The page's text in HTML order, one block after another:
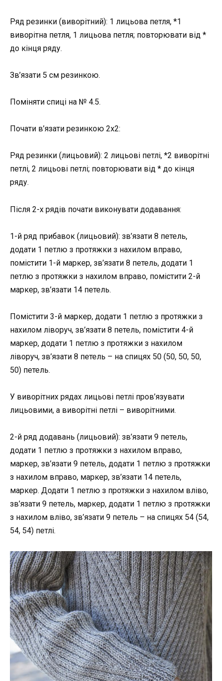
Ряд резинки (виворітний): 1 лицьова петля, *1
виворітна петля, 1 лицьова петля; повторювати від *
до кінця ряду.
Зв’язати 5 см резинкою.
Поміняти спиці на № 4.5.
Почати в’язати резинкою 2х2:
Ряд резинки (лицьовий): 2 лицьові петлі, *2 виворітні
петлі, 2 лицьові петлі; повторювати від * до кінця
ряду.
Після 2-х рядів почати виконувати додавання:
1-й ряд прибавок (лицьовий): зв’язати 8 петель,
додати 1 петлю з протяжки з нахилом вправо,
помістити 1-й маркер, зв’язати 8 петель, додати 1
петлю з протяжки з нахилом вправо, помістити 2-й
маркер, зв’язати 14 петель.
Помістити 3-й маркер, додати 1 петлю з протяжки з
нахилом ліворуч, зв’язати 8 петель, помістити 4-й
маркер, додати 1 петлю з протяжки з нахилом
ліворуч, зв’язати 8 петель – на спицях 50 (50, 50, 50,
50) петель.
У виворітних рядах лицьові петлі пров’язувати
лицьовими, а виворітні петлі – виворітними.
2-й ряд додавань (лицьовий): зв’язати 9 петель,
додати 1 петлю з протяжки з нахилом вправо,
маркер, зв’язати 9 петель, додати 1 петлю з протяжки
з нахилом вправо, маркер, зв’язати 14 петель,
маркер. Додати 1 петлю з протяжки з нахилом вліво,
зв’язати 9 петель, маркер, додати 1 петлю з протяжки
з нахилом вліво, зв’язати 9 петель – на спицях 54 (54,
54, 54) петлі.